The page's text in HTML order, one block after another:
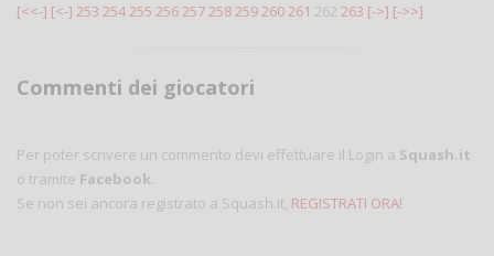
[<<-] [<-] 253 254255 256257258259260261 262 263 [->] [->>]
Commenti dei giocatori
Per poter scrivere un commento devi effettuare il Login a Squash.it
o tramite Facebook.
Se non sei ancora registrato a Squash.it, REGISTRATI ORA!